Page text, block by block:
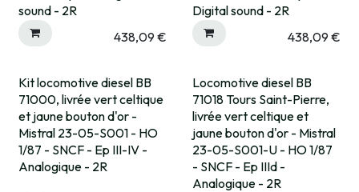
sound - 2R
438,09 €
Digital sound - 2R
438,09 €
Pré-commande
Kit locomotive diesel BB
71000, livrée vert celtique
et jaune bouton d'or -
Mistral 23-05-S001 - HO
1/87 - SNCF - Ep III-IV -
Analogique - 2R
Pré-commande
Locomotive diesel BB
71018 Tours Saint-Pierre,
livrée vert celtique et
jaune bouton d'or - Mistral
23-05-S001-U - HO 1/87
- SNCF - Ep IIId -
Analogique - 2R